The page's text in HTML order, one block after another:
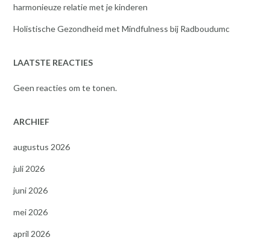
harmonieuze relatie met je kinderen
Holistische Gezondheid met Mindfulness bij Radboudumc
LAATSTE REACTIES
Geen reacties om te tonen.
ARCHIEF
augustus 2026
juli 2026
juni 2026
mei 2026
april 2026